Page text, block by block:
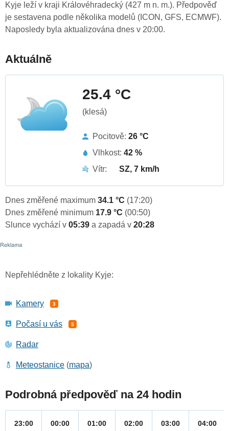
Kyje leží v kraji Královéhradecký (427 m n. m.). Předpověď
je sestavena podle několika modelů (ICON, GFS, ECMWF).
Naposledy byla aktualizována dnes v 20:00.
Aktuálně
25.4 °C
(klesá)
Pocitově: 26 °C
Vlhkost: 42 %
Vítr:
SZ, 7 km/h
Dnes změřené maximum 34.1 °C (17:20)
Dnes změřené minimum 17.9 °C (00:50)
Slunce vychází v 05:39 a zapadá v 20:28
Nepřehlédněte z lokality Kyje:
Kamery 3
Počasí u vás 5
Radar
Meteostanice (mapa)
Podrobná předpověď na 24 hodin
23:00 00:00 01:00 02:00 03:00 04:00